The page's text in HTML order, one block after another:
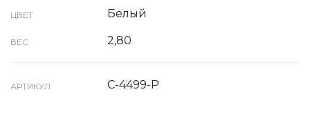
ЦВЕТ Белый
ВЕС 2,80
АРТИКУЛ С-4499-Р